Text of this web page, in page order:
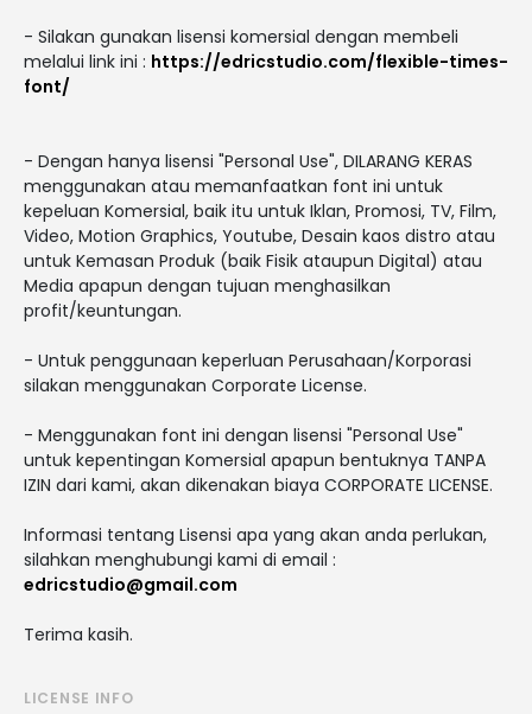
- Silakan gunakan lisensi komersial dengan membeli
melalui link ini : https://edricstudio.com/flexible-times-
font/
- Dengan hanya lisensi "Personal Use", DILARANG KERAS
menggunakan atau memanfaatkan font ini untuk
kepeluan Komersial, baik itu untuk Iklan, Promosi, TV, Film,
Video, Motion Graphics, Youtube, Desain kaos distro atau
untuk Kemasan Produk (baik Fisik ataupun Digital) atau
Media apapun dengan tujuan menghasilkan
profit/keuntungan.
- Untuk penggunaan keperluan Perusahaan/Korporasi
silakan menggunakan Corporate License.
- Menggunakan font ini dengan lisensi "Personal Use"
untuk kepentingan Komersial apapun bentuknya TANPA
IZIN dari kami, akan dikenakan biaya CORPORATE LICENSE.
Informasi tentang Lisensi apa yang akan anda perlukan,
silahkan menghubungi kami di email :
edricstudio@gmail.com
Terima kasih.
LICENSE INFO